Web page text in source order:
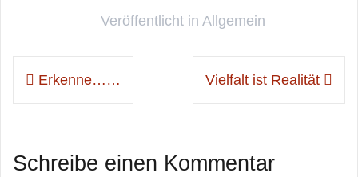
Veröffentlicht in Allgemein
Beitragsnavigation
Erkenne…… Vielfalt ist Realität
Schreibe einen Kommentar